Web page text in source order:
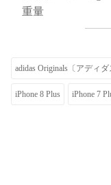
重量
adidas Originals〔アディ
iPhone 8 Plus iPhone 7